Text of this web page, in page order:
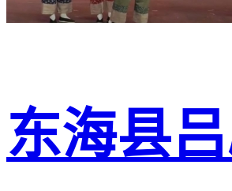
东海县